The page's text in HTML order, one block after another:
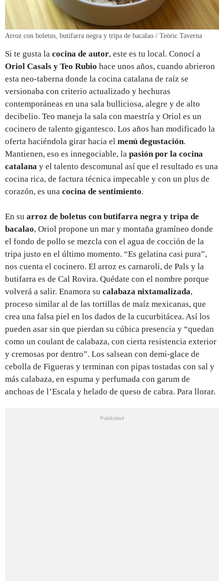
Arroz con boletus, butifarra negra y tripa de bacalao / Teòric Taverna
Si te gusta la cocina de autor, este es tu local. Conocí a
Oriol Casals y Teo Rubio hace unos años, cuando abrieron
esta neo-taberna donde la cocina catalana de raíz se
versionaba con criterio actualizado y hechuras
contemporáneas en una sala bulliciosa, alegre y de alto
decibelio. Teo maneja la sala con maestría y Oriol es un
cocinero de talento gigantesco. Los años han modificado la
oferta haciéndola girar hacia el menú degustación.
Mantienen, eso es innegociable, la pasión por la cocina
catalana y el talento descomunal así que el resultado es una
cocina rica, de factura técnica impecable y con un plus de
corazón, es una cocina de sentimiento.
En su arroz de boletus con butifarra negra y tripa de
bacalao, Oriol propone un mar y montaña gramíneo donde
el fondo de pollo se mezcla con el agua de cocción de la
tripa justo en el último momento. “Es gelatina casi pura”,
nos cuenta el cocinero. El arroz es carnaroli, de Pals y la
butifarra es de Cal Rovira. Quédate con el nombre porque
volverá a salir. Enamora su calabaza nixtamalizada,
proceso similar al de las tortillas de maíz mexicanas, que
crea una falsa piel en los dados de la cucurbitácea. Así los
pueden asar sin que pierdan su cúbica presencia y “quedan
como un coulant de calabaza, con cierta resistencia exterior
y cremosas por dentro”. Los salsean con demi-glace de
cebolla de Figueras y terminan con pipas tostadas con sal y
más calabaza, en espuma y perfumada con garum de
anchoas de l’Escala y helado de queso de cabra. Para llorar.